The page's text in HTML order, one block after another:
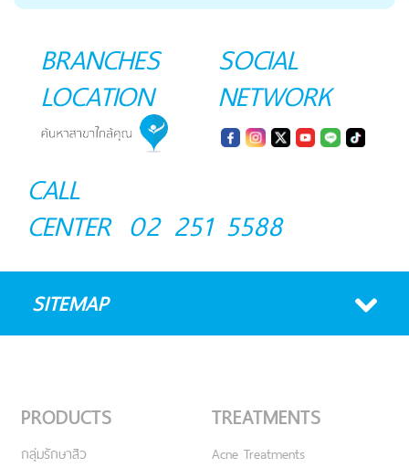
BRANCHES
LOCATION
SOCIAL
NETWORK
CALL
CENTER 02 251 5588
SITEMAP
PRODUCTS
กลุ่มรักษาสิว
TREATMENTS
Acne Treatments